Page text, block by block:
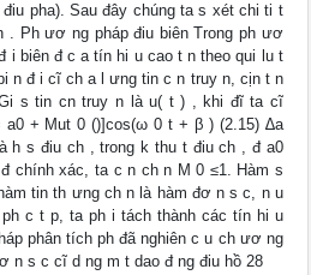
pha). Sau đây chúng ta s xét chi ti t
. Ph ươ ng pháp điu biên Trong ph ươ
i biên đ c a tín hi u cao t n theo qui lu t
n đ i cĩ ch a l ưng tin c n truy n, cịn t n
s tin cn truy n là u( t ) , khi đĩ ta cĩ
+ Mut 0 ()]cos(ω 0 t + β ) (2.15) ∆a
h s điu ch , trong k thu t điu ch , đ a0
chính xác, ta c n ch n M 0 ≤1. Hàm s
tin th ưng ch n là hàm đơ n s c, n u
c t p, ta ph i tách thành các tín hi u
phân tích ph đã nghiên c u ch ươ ng
n s c cĩ d ng m t dao đ ng điu hồ 28